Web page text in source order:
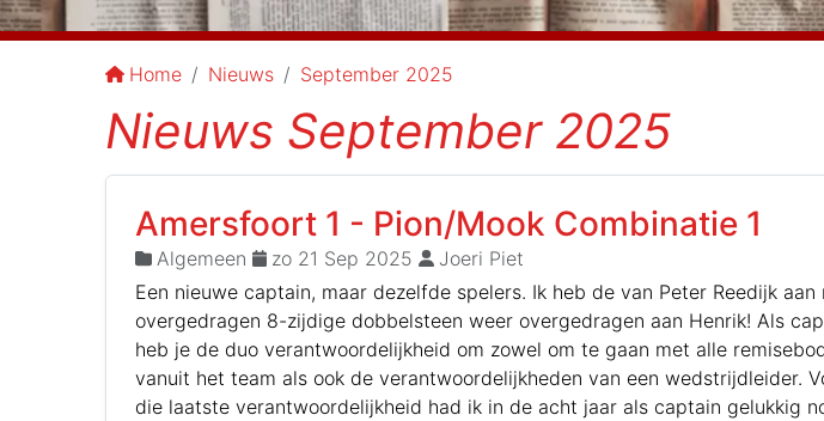
Home Nieuws September 2025
Nieuws September 2025
Amersfoort 1 - Pion/Mook Combinatie 1
Algemeen zo 21 Sep 2025
Joeri Piet
Een nieuwe captain, maar dezelfde spelers. Ik heb de van Peter Reedijk aan
overgedragen 8-zijdige dobbelsteen weer overgedragen aan Henrik! Als
heb je de duo verantwoordelijkheid om zowel om te gaan met alle
vanuit het team als ook de verantwoordelijkheden van een wedstrijdleider.
die laatste verantwoordelijkheid had ik in de acht jaar als captain gelukkig